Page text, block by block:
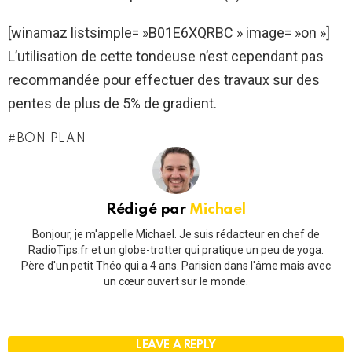
[winamaz listsimple= »B01E6XQRBC » image= »on »]
L’utilisation de cette tondeuse n’est cependant pas
recommandée pour effectuer des travaux sur des
pentes de plus de 5% de gradient.
BON PLAN
Rédigé par Michael
Bonjour, je m'appelle Michael. Je suis rédacteur en chef de
RadioTips.fr et un globe-trotter qui pratique un peu de yoga.
Père d'un petit Théo qui a 4 ans. Parisien dans l'âme mais avec
un cœur ouvert sur le monde.
LEAVE A REPLY